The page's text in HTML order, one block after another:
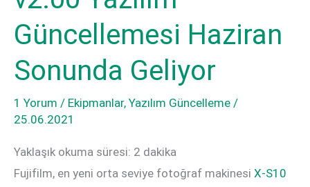
Güncellemesi Haziran
Sonunda Geliyor
1 Yorum / Ekipmanlar, Yazılım Güncelleme /
25.06.2021
Yaklaşık okuma süresi: 2 dakika
Fujifilm, en yeni orta seviye fotoğraf makinesi X-S10